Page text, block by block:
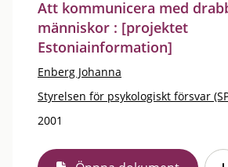
Att kommunicera med
människor : [projektet
Estoniainformation]
Enberg Johanna
Styrelsen för psykologiskt försvar
2001